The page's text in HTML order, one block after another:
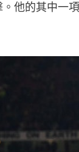
他的其中一